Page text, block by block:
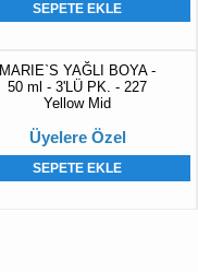
SEPETE EKLE
MARIE`S YAĞLI BOYA -
50 ml - 3'LÜ PK. - 227
Yellow Mid
Üyelere Özel
SEPETE EKLE